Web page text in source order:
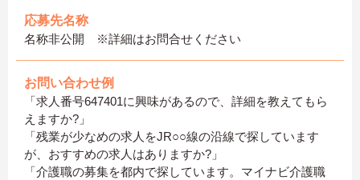
応募先名称
名称非公開 ※詳細はお問合せください
お問い合わせ例
「求人番号647401に興味があるので、詳細を教えてもら
えますか?」
「残業が少なめの求人をJR○○線の沿線で探しています
が、おすすめの求人はありますか?」
「介護職の募集を都内で探しています。マイナビ介護職